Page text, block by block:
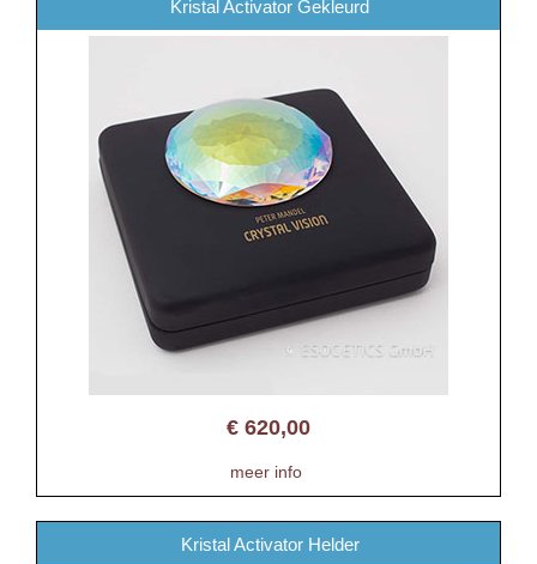
Kristal Activator Gekleurd
€ 620,00
meer info
Kristal Activator Helder